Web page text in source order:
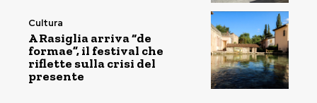
Cultura
A Rasiglia arriva “de
formae”, il festival che
riflette sulla crisi del
presente